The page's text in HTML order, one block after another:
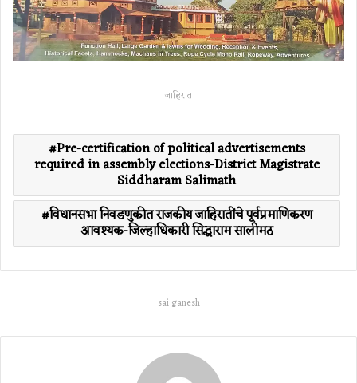
जाहिरात
Pre-certification of political advertisements
required in assembly elections-District Magistrate
Siddharam Salimath
विधानसभा निवडणुकीत राजकीय जाहिरातींचे पूर्वप्रमाणिकरण
आवश्यक-जिल्हाधिकारी सिद्धाराम सालीमठ
sai ganesh